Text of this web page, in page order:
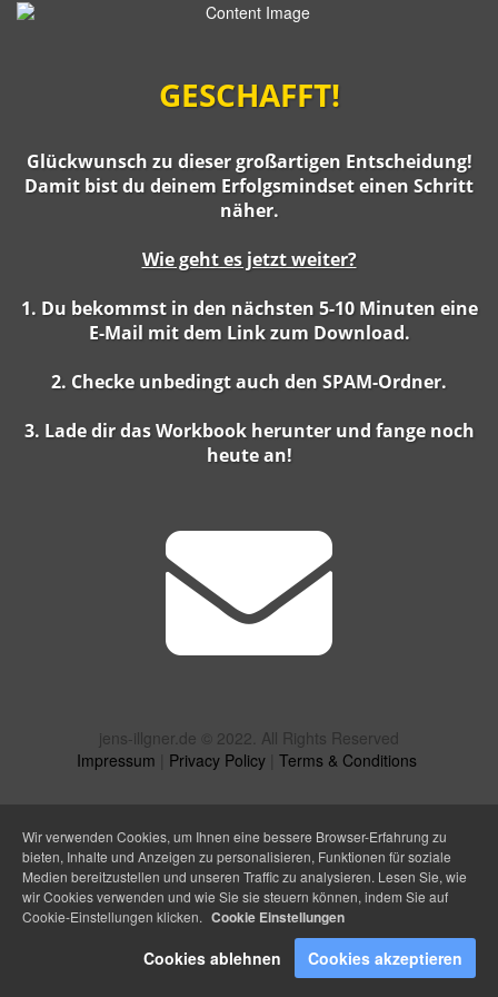
GESCHAFFT!
Glückwunsch zu dieser großartigen Entscheidung!
Damit bist du deinem Erfolgsmindset einen Schritt
näher.
Wie geht es jetzt weiter?
1. Du bekommst in den nächsten 5-10 Minuten eine
E-Mail mit dem Link zum Download.
2. Checke unbedingt auch den SPAM-Ordner.
3. Lade dir das Workbook herunter und fange noch
heute an!
jens-illgner.de © 2022. All Rights Reserved
Impressum
Privacy Policy Terms & Conditions
Wir verwenden Cookies, um Ihnen eine bessere Browser-Erfahrung zu
bieten, Inhalte und Anzeigen zu personalisieren, Funktionen für soziale
Medien bereitzustellen und unseren Traffic zu analysieren. Lesen Sie, wie
wir Cookies verwenden und wie Sie sie steuern können, indem Sie auf
Cookie-Einstellungen klicken. Cookie Einstellungen
Cookies ablehnen Cookies akzeptieren